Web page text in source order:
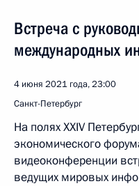
Встреча с
международных
4 июня 2021 года, 23:00
Санкт-Петербург
На полях XXIV
экономического
видеоконференции
ведущих мировых